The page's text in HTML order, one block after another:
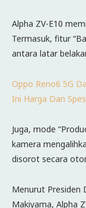
Alpha ZV-E10
Termasuk, fitur
antara latar
Oppo Reno6 5G
Ini Harga Dan
Juga, mode
kamera
disorot secara
Menurut Presiden
Makiyama, Alpha